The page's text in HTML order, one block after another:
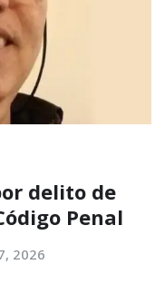
delito de
Penal
2026